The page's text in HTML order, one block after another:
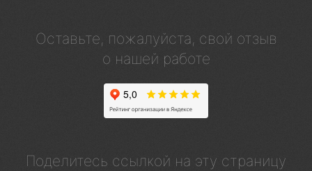
Оставьте, пожалуйста, свой отзыв
о нашей работе
Поделитесь ссылкой на эту страницу